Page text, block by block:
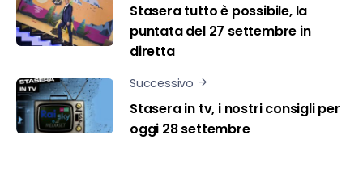
Stasera tutto è possibile, la
puntata del 27 settembre in
diretta
Successivo
Stasera in tv, i nostri consigli per
oggi 28 settembre